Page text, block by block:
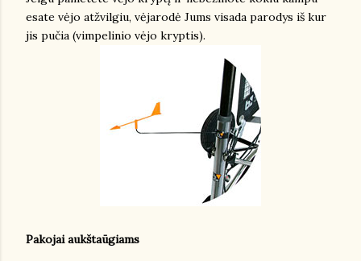
esate vėjo atžvilgiu, vėjarodė Jums visada parodys iš kur
jis pučia (vimpelinio vėjo kryptis).
Pakojai aukštaūgiams